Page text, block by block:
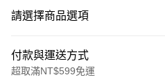
請選擇商品選項
付款與運送方式
超取滿NT$599免運